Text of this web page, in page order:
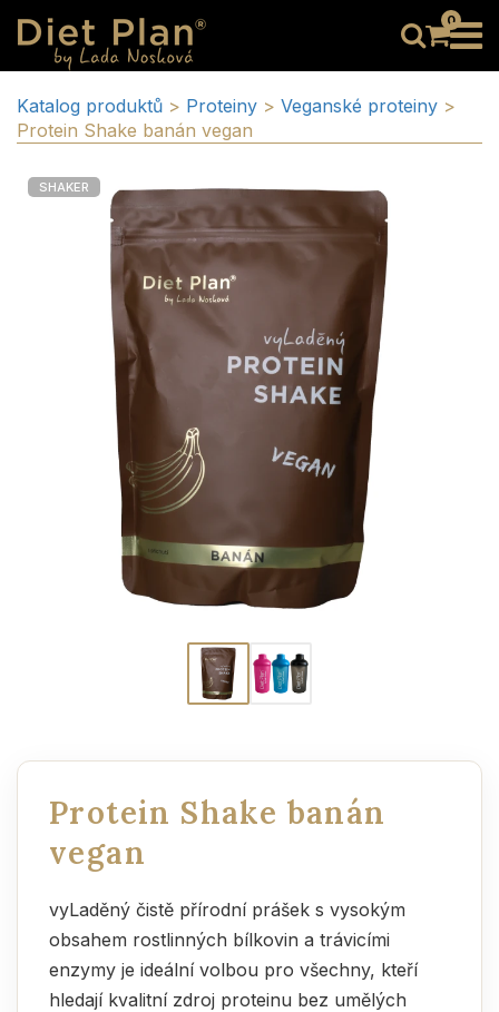
0
Katalog produktů > Proteiny > Veganské proteiny >
Protein Shake banán vegan
SHAKER
Protein Shake banán
vegan
vyLaděný čistě přírodní prášek s vysokým
obsahem rostlinných bílkovin a trávicími
enzymy je ideální volbou pro všechny, kteří
hledají kvalitní zdroj proteinu bez umělých